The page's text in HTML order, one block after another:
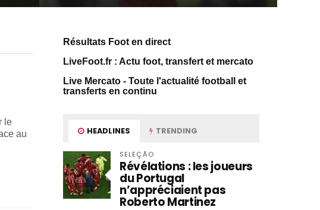
le
au
Résultats Foot en direct
LiveFoot.fr : Actu foot, transfert et mercato
Live Mercato - Toute l'actualité football et
transferts en continu
HEADLINES TRENDING
SELEÇÃO
Révélations : les joueurs
du Portugal
n’appréciaient pas
Roberto Martinez